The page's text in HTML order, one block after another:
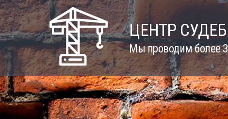
Skip
to
content
ЦЕНТР
Мы проводим более